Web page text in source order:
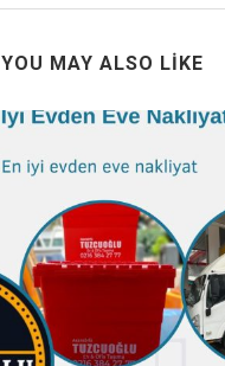
YOU MAY ALSO LIKE